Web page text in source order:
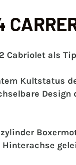
2 Cabriolet als
Kultstatus